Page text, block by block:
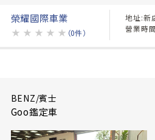
榮耀國際車業
★ ★ ★ ★ ★ （0件）
地址:新
營業時
BENZ/賓士
Goo鑑定車